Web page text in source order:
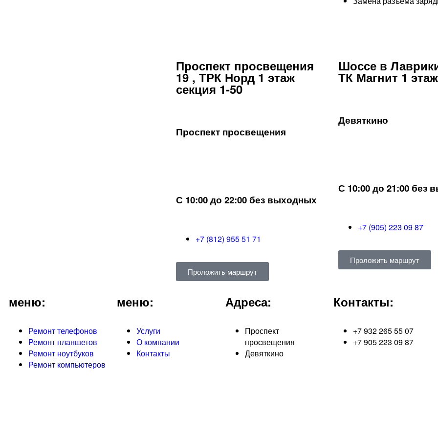
Проспект просвещения
19 , ТРК Норд 1 этаж
секция 1-50
Проспект просвещения
С 10:00 до 22:00 без выходных
+7 (812) 955 51 71
Проложить маршрут
Шоссе в
ТК Магнит 1 этаж
Девяткино
С 10:00 до 21:00 без
+7 (905) 223 09 87
Проложить маршрут
меню:
Ремонт телефонов
Ремонт планшетов
Ремонт ноутбуков
Ремонт компьютеров
меню:
Услуги
О компании
Контакты
Адреса:
Проспект
просвещения
Девяткино
Контакты:
+7 932 265 55 07
+7 905 223 09 87